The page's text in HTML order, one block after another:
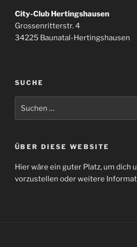
City-Club Hertingshausen
Grossenritterstr. 4
34225 Baunatal-Hertingshausen
SUCHE
nach:
ÜBER DIESE WEBSITE
Hier wäre ein guter Platz, um dich
vorzustellen oder weitere